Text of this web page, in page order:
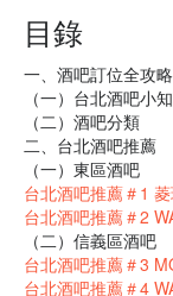
目錄
一、酒吧訂位全攻略
（一）台北酒吧小
（二）酒吧分類
二、台北酒吧推薦
（一）東區酒吧
台北酒吧推薦＃1
台北酒吧推薦＃2
（二）信義區酒吧
台北酒吧推薦＃3
台北酒吧推薦＃4